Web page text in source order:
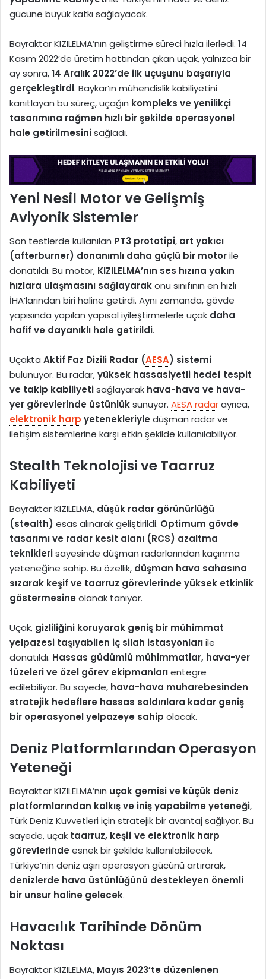
gücüne büyük katkı sağlayacak.
Bayraktar KIZILELMA’nın geliştirme süreci hızla ilerledi. 14
Kasım 2022’de üretim hattından çıkan uçak, yalnızca bir
ay sonra,14 Aralık 2022’de ilk uçuşunu başarıyla
gerçekleştirdi. Baykar’ın mühendislik kabiliyetini
kanıtlayan bu süreç, uçağın kompleks ve yenilikçi
tasarımına rağmen hızlı bir şekilde operasyonel
hale getirilmesinisağladı.
Yeni Nesil Motor ve Gelişmiş
Aviyonik Sistemler
Son testlerde kullanılan PT3 prototipi, art yakıcı
(afterburner) donanımlı daha güçlü bir motorile
donatıldı. Bu motor, KIZILELMA’nın ses hızına yakın
hızlara ulaşmasını sağlayarakonu sınıfının en hızlı
İHA’larından biri haline getirdi. Aynı zamanda, gövde
yapısında yapılan yapısal iyileştirmelerle uçak daha
hafif ve dayanıklı hale getirildi.
Uçakta Aktif Faz Dizili Radar (AESA) sistemi
bulunuyor. Bu radar,yüksek hassasiyetli hedef tespit
ve takip kabiliyetisağlayarak hava-hava ve hava-
yer görevlerinde üstünlüksunuyor. AESA radarayrıca,
elektronik harp yetenekleriyledüşman radar ve
iletişim sistemlerine karşı etkin şekilde kullanılabiliyor.
Stealth Teknolojisi ve Taarruz
Kabiliyeti
Bayraktar KIZILELMA, düşük radar görünürlüğü
(stealth) esas alınarak geliştirildi. Optimum gövde
tasarımı ve radar kesit alanı (RCS) azaltma
tekniklerisayesinde düşman radarlarından kaçınma
yeteneğine sahip. Bu özellik, düşman hava sahasına
sızarak keşif ve taarruz görevlerinde yüksek etkinlik
göstermesineolanak tanıyor.
Uçak, gizliliğini koruyarak geniş bir mühimmat
yelpazesi taşıyabilen iç silah istasyonlarıile
donatıldı. Hassas güdümlü mühimmatlar, hava-yer
füzeleri ve özel görev ekipmanlarıentegre
edilebiliyor. Bu sayede, hava-hava muharebesinden
stratejik hedeflere hassas saldırılara kadar geniş
bir operasyonel yelpazeye sahip olacak.
Deniz Platformlarından Operasyon
Yeteneği
Bayraktar KIZILELMA’nın uçak gemisi ve küçük deniz
platformlarından kalkış ve iniş yapabilme yeteneği,
Türk Deniz Kuvvetleri için stratejik bir avantaj sağlıyor. Bu
sayede, uçak taarruz, keşif ve elektronik harp
görevlerindeesnek bir şekilde kullanılabilecek.
Türkiye’nin deniz aşırı operasyon gücünü artırarak,
denizlerde hava üstünlüğünü destekleyen önemli
bir unsur haline gelecek.
Havacılık Tarihinde Dönüm
Noktası
Bayraktar KIZILELMA, Mayıs 2023’te düzenlenen